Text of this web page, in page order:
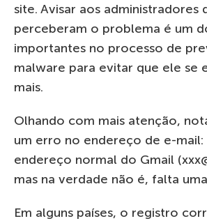
site. Avisar aos administradores
perceberam o problema é um
importantes no processo de
malware para evitar que ele se
mais.
Olhando com mais atenção,
um erro no endereço de e-mail:
endereço normal do Gmail
mas na verdade não é, falta
Em alguns países, o registro